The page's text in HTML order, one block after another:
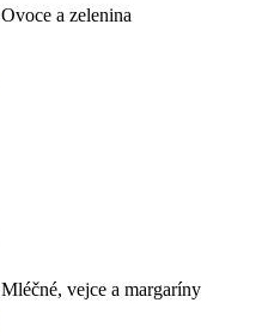
Ovoce a zelenina
Mléčné, vejce a margaríny